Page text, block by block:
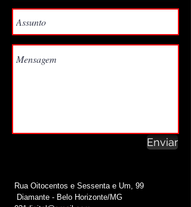
Enviar
Rua Oitocentos e Sessenta e Um, 99
Diamante - Belo Horizonte/MG